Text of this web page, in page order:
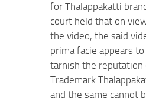
for Thalappakatti
court held that on
the video, the said
prima facie appears to
tarnish the reputation
Trademark
and the same cannot